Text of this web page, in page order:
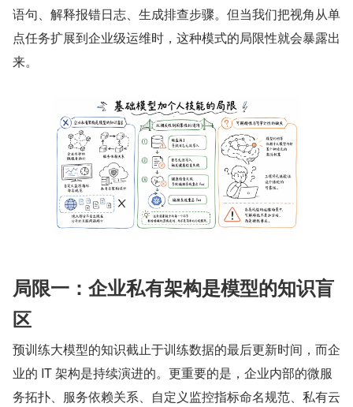
语句、解释报错日志、生成排查步骤。但当我们把视角从单
点任务扩展到企业级运维时，这种模式的局限性就会暴露出
来。
局限一：企业私有架构是模型的知识盲
区
预训练大模型的知识截止于训练数据的最后更新时间，而企
业的 IT 架构是持续演进的。更重要的是，企业内部的微服
务拓扑、服务依赖关系、自定义监控指标命名规范、私有云